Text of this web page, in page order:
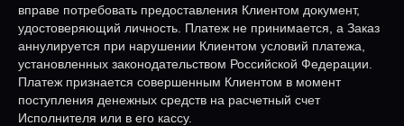
вправе потребовать предоставления Клиентом документ,
удостоверяющий личность. Платеж не принимается, а Заказ
аннулируется при нарушении Клиентом условий платежа,
установленных законодательством Российской Федерации.
Платеж признается совершенным Клиентом в момент
поступления денежных средств на расчетный счет
Исполнителя или в его кассу.